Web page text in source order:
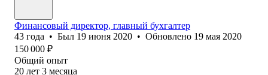
Финансовый директор, главный бухгалтер
43 года • Был 19 июня 2020 • Обновлено 19 мая 2020
150 000 ₽
Общий опыт
20 лет 3 месяца